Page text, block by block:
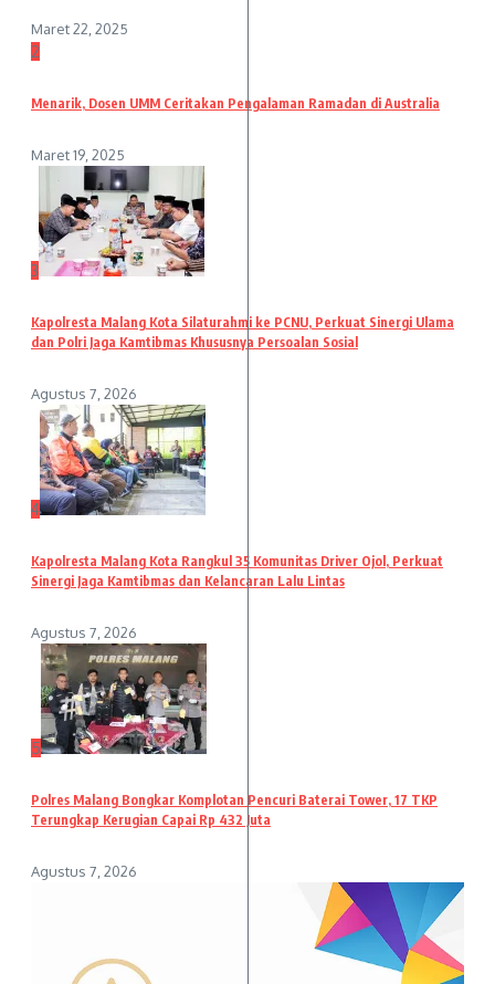
Maret 22, 2025
2
Menarik, Dosen UMM Ceritakan Pengalaman Ramadan di Australia
Maret 19, 2025
3
Kapolresta Malang Kota Silaturahmi ke PCNU, Perkuat Sinergi Ulama
dan Polri Jaga Kamtibmas Khususnya Persoalan Sosial
Agustus 7, 2026
4
Kapolresta Malang Kota Rangkul 35 Komunitas Driver Ojol, Perkuat
Sinergi Jaga Kamtibmas dan Kelancaran Lalu Lintas
Agustus 7, 2026
5
Polres Malang Bongkar Komplotan Pencuri Baterai Tower, 17 TKP
Terungkap Kerugian Capai Rp 432 Juta
Agustus 7, 2026